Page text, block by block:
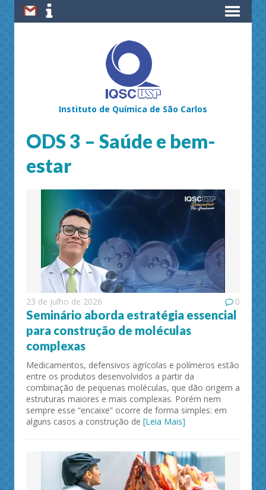
Instituto de Química de São Carlos
ODS 3 – Saúde e bem-
estar
23 de julho de 2026 0
Seminário aborda estratégia essencial
para construção de moléculas
complexas
Medicamentos, defensivos agrícolas e polímeros estão
entre os produtos desenvolvidos a partir da
combinação de pequenas moléculas, que dão origem a
estruturas maiores e mais complexas. Porém nem
sempre esse “encaixe” ocorre de forma simples: em
alguns casos a construção de [Leia Mais]